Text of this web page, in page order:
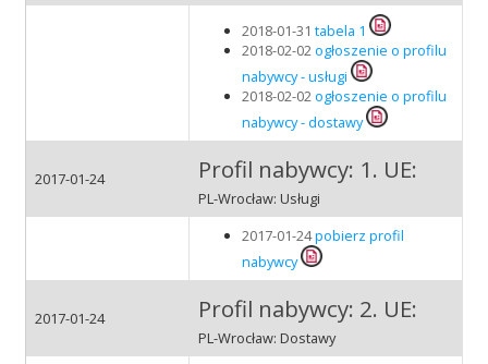
2018-01-31 tabela 1
2018-02-02ogłoszenie o profilu
nabywcy - usługi
2018-02-02ogłoszenie o profilu
nabywcy - dostawy
2017-01-24 Profil nabywcy: 1. UE:
PL-Wrocław: Usługi
2017-01-24pobierz profil
nabywcy
2017-01-24 Profil nabywcy: 2. UE:
PL-Wrocław: Dostawy